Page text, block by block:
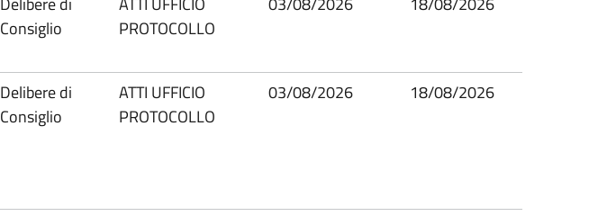
Consiglio
PROTOCOLLO
Delibere di
Consiglio
ATTI UFFICIO
PROTOCOLLO
03/08/2026 18/08/2026